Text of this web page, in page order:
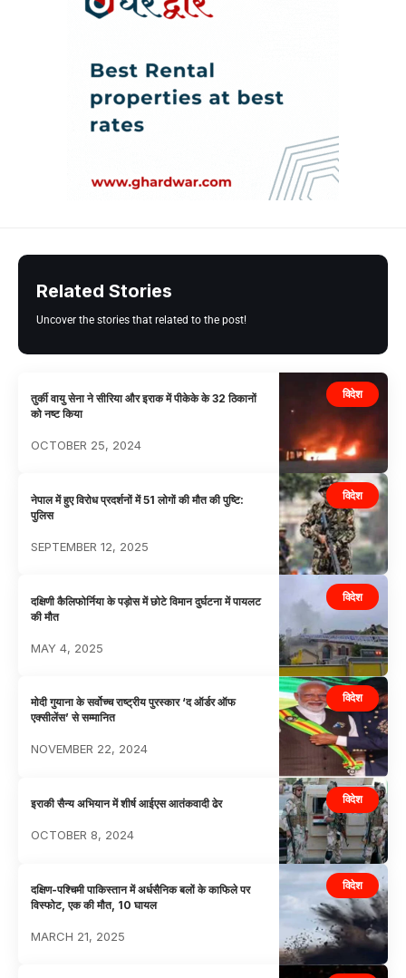
Related Stories
Uncover the stories that related to the post!
विदेश
तुर्की वायु सेना ने सीरिया और इराक में पीकेके के 32 ठिकानों
को नष्ट किया
OCTOBER 25, 2024
विदेश
नेपाल में हुए विरोध प्रदर्शनों में 51 लोगों की मौत की पुष्टि:
पुलिस
SEPTEMBER 12, 2025
विदेश
दक्षिणी कैलिफोर्निया के पड़ोस में छोटे विमान दुर्घटना में पायलट
की मौत
MAY 4, 2025
विदेश
मोदी गुयाना के सर्वोच्च राष्ट्रीय पुरस्कार ‘द ऑर्डर ऑफ
एक्सीलेंस’ से सम्मानित
NOVEMBER 22, 2024
विदेश
इराकी सैन्य अभियान में शीर्ष आईएस आतंकवादी ढेर
OCTOBER 8, 2024
विदेश
दक्षिण-पश्चिमी पाकिस्तान में अर्धसैनिक बलों के काफिले पर
विस्फोट, एक की मौत, 10 घायल
MARCH 21, 2025